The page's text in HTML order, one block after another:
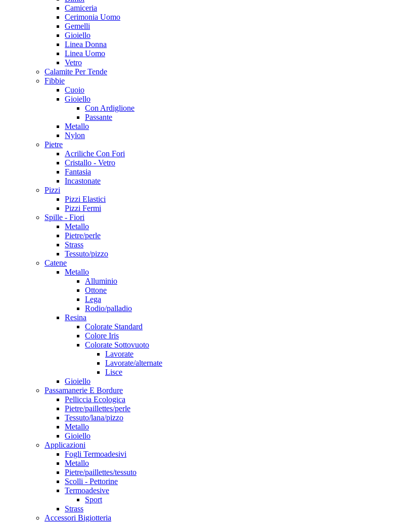
Camiceria
Cerimonia Uomo
Gemelli
Gioiello
Linea Donna
Linea Uomo
Vetro
Calamite Per Tende
Fibbie
Cuoio
Gioiello
Con Ardiglione
Passante
Metallo
Nylon
Pietre
Acriliche Con Fori
Cristallo - Vetro
Fantasia
Incastonate
Pizzi
Pizzi Elastici
Pizzi Fermi
Spille - Fiori
Metallo
Pietre/perle
Strass
Tessuto/pizzo
Catene
Metallo
Alluminio
Ottone
Lega
Rodio/palladio
Resina
Colorate Standard
Colore Iris
Colorate Sottovuoto
Lavorate
Lavorate/alternate
Lisce
Gioiello
Passamanerie E Bordure
Pelliccia Ecologica
Pietre/paillettes/perle
Tessuto/lana/pizzo
Metallo
Gioiello
Applicazioni
Fogli Termoadesivi
Metallo
Pietre/paillettes/tessuto
Scolli - Pettorine
Termoadesive
Sport
Strass
Accessori Bigiotteria